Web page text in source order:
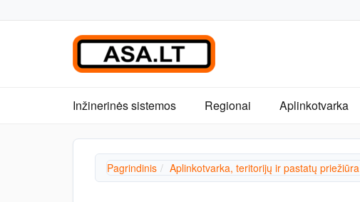
Inžinerinės sistemos Regionai Aplinkotvarka
Pagrindinis Aplinkotvarka, teritorijų ir pastatų priežiūra